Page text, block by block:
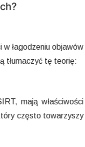
łagodzeniu objawów
tłumaczyć tę teorię:
mają właściwości
często towarzyszy